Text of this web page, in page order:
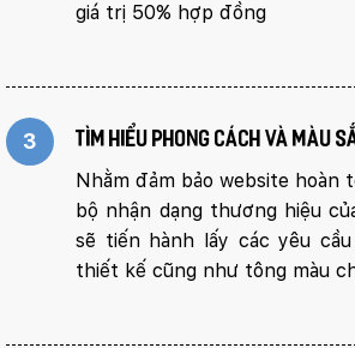
giá trị 50% hợp đồng
3
Tìm hiểu phong cách và màu
Nhằm đảm bảo website hoàn
bộ nhận dạng thương hiệu
sẽ tiến hành lấy các yêu
thiết kế cũng như tông màu